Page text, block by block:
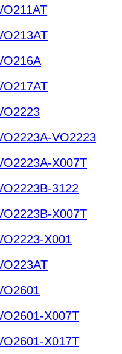
VO2223
X007T
3122
X007T
X001
X007T
X017T